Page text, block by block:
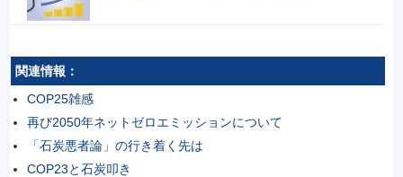
関連情報：
COP25雑感
再び2050年ネットゼロエミッションについて
「石炭悪者論」の行き着く先は
COP23と石炭叩き